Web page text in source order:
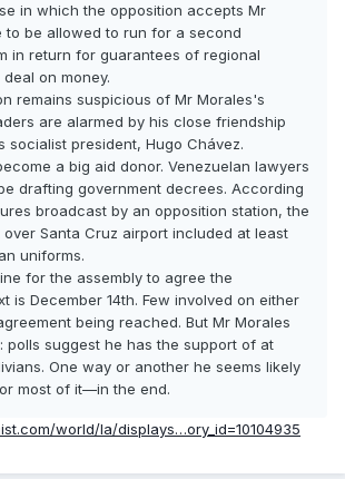
in which the opposition accepts Mr
to be allowed to run for a second
in return for guarantees of regional
on money.
remains suspicious of Mr Morales's
are alarmed by his close friendship
socialist president, Hugo Chávez.
a big aid donor. Venezuelan lawyers
drafting government decrees. According
broadcast by an opposition station, the
Santa Cruz airport included at least
uniforms.
for the assembly to agree the
is December 14th. Few involved on either
being reached. But Mr Morales
polls suggest he has the support of at
One way or another he seems likely
most of it—in the end.
world/la/displays…ory_id=10104935